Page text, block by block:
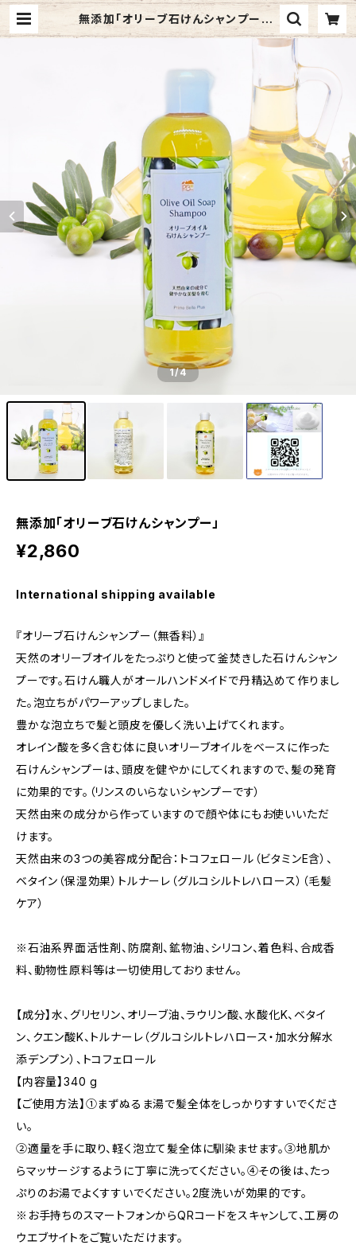
無添加「オリーブ石けんシャンプー」 |
PRIME BELLE PLUS
1/4
無添加「オリーブ石けんシャンプー」
¥2,860
International shipping available
『オリーブ石けんシャンプー（無香料）』
天然のオリーブオイルをたっぷりと使って釜焚きした石けんシャン
プーです。石けん職人がオールハンドメイドで丹精込めて作りまし
た。泡立ちがパワーアップしました。
豊かな泡立ちで髪と頭皮を優しく洗い上げてくれます。
オレイン酸を多く含む体に良いオリーブオイルをベースに作った
石けんシャンプーは、頭皮を健やかにしてくれますので、髪の発育
に効果的です。（リンスのいらないシャンプーです）
天然由来の成分から作っていますので顔や体にもお使いいただ
けます。
天然由来の3つの美容成分配合：トコフェロール（ビタミンE含）、
ベタイン（保湿効果）トルナーレ（グルコシルトレハロース）（毛髪
ケア）
※石油系界面活性剤、防腐剤、鉱物油、シリコン、着色料、合成香
料、動物性原料等は一切使用しておりません。
【成分】水、グリセリン、オリーブ油、ラウリン酸、水酸化K、ベタイ
ン、クエン酸K、トルナーレ（グルコシルトレハロース・加水分解水
添デンプン）、トコフェロール
【内容量】340 g
【ご使用方法】①まずぬるま湯で髪全体をしっかりすすいでくださ
い。
②適量を手に取り、軽く泡立て髪全体に馴染ませます。③地肌か
らマッサージするように丁寧に洗ってください。④その後は、たっ
ぷりのお湯でよくすすいでください。2度洗いが効果的です。
※お手持ちのスマートフォンからQRコードをスキャンして、工房の
ウエブサイトをご覧いただけます。